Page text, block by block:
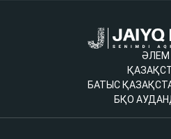
ӘЛЕМ
БАТЫС
БҚО